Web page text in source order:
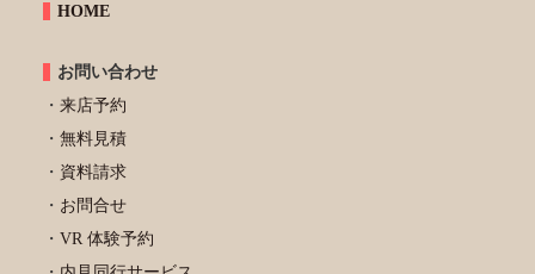
HOME
お問い合わせ
来店予約
無料見積
資料請求
お問合せ
VR 体験予約